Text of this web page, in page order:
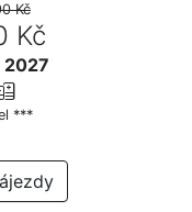
Kč
Kč
2027
***